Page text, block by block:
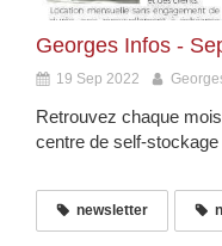
Georges Infos -
19 Sep 2022
Retrouvez chaque
centre de self-
newsletter